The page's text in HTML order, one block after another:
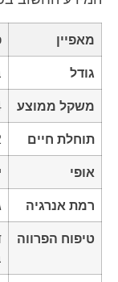
מאפיין
גודל
משקל ממוצע
תוחלת חיים
אופי
רמת אנרגיה
טיפוח הפרווה